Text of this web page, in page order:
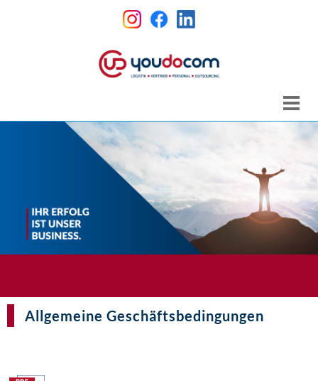
Allgemeine Geschäftsbedingungen